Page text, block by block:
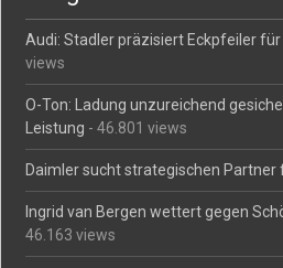
Audi: Stadler präzisiert Eckpfeiler für
views
O-Ton: Ladung unzureichend
Leistung - 46.801 views
Daimler sucht strategischen Partner
Ingrid van Bergen wettert gegen
46.163 views